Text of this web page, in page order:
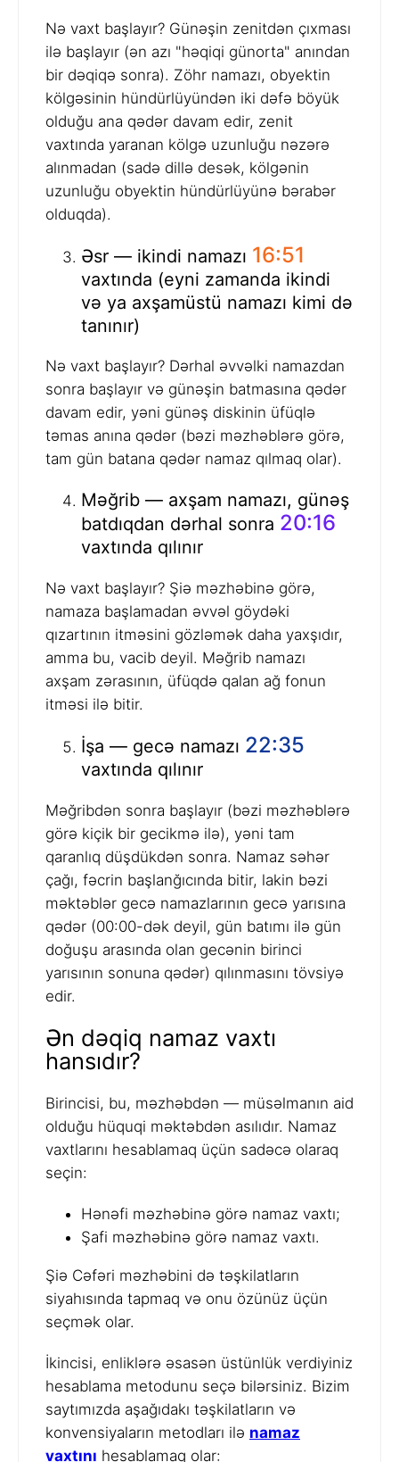
Nə vaxt başlayır? Günəşin zenitdən çıxması
ilə başlayır (ən azı "həqiqi günorta" anından
bir dəqiqə sonra). Zöhr namazı, obyektin
kölgəsinin hündürlüyündən iki dəfə böyük
olduğu ana qədər davam edir, zenit
vaxtında yaranan kölgə uzunluğu nəzərə
alınmadan (sadə dillə desək, kölgənin
uzunluğu obyektin hündürlüyünə bərabər
olduqda).
Əsr — ikindi namazı 16:51
vaxtında (eyni zamanda ikindi
və ya axşamüstü namazı kimi də
tanınır)
Nə vaxt başlayır? Dərhal əvvəlki namazdan
sonra başlayır və günəşin batmasına qədər
davam edir, yəni günəş diskinin üfüqlə
təmas anına qədər (bəzi məzhəblərə görə,
tam gün batana qədər namaz qılmaq olar).
Məğrib — axşam namazı, günəş
batdıqdan dərhal sonra 20:16
vaxtında qılınır
Nə vaxt başlayır? Şiə məzhəbinə görə,
namaza başlamadan əvvəl göydəki
qızartının itməsini gözləmək daha yaxşıdır,
amma bu, vacib deyil. Məğrib namazı
axşam zərasının, üfüqdə qalan ağ fonun
itməsi ilə bitir.
İşa — gecə namazı 22:35
vaxtında qılınır
Məğribdən sonra başlayır (bəzi məzhəblərə
görə kiçik bir gecikmə ilə), yəni tam
qaranlıq düşdükdən sonra. Namaz səhər
çağı, fəcrin başlanğıcında bitir, lakin bəzi
məktəblər gecə namazlarının gecə yarısına
qədər (00:00-dək deyil, gün batımı ilə gün
doğuşu arasında olan gecənin birinci
yarısının sonuna qədər) qılınmasını tövsiyə
edir.
Ən dəqiq namaz vaxtı
hansıdır?
Birincisi, bu, məzhəbdən — müsəlmanın aid
olduğu hüquqi məktəbdən asılıdır. Namaz
vaxtlarını hesablamaq üçün sadəcə olaraq
seçin:
Hənəfi məzhəbinə görə namaz vaxtı;
Şafi məzhəbinə görə namaz vaxtı.
Şiə Cəfəri məzhəbini də təşkilatların
siyahısında tapmaq və onu özünüz üçün
seçmək olar.
İkincisi, enliklərə əsasən üstünlük verdiyiniz
hesablama metodunu seçə bilərsiniz. Bizim
saytımızda aşağıdakı təşkilatların və
konvensiyaların metodları ilə namaz
vaxtını hesablamaq olar: